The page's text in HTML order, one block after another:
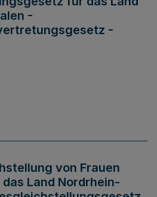
-
-
von Frauen
Land Nordrhein-